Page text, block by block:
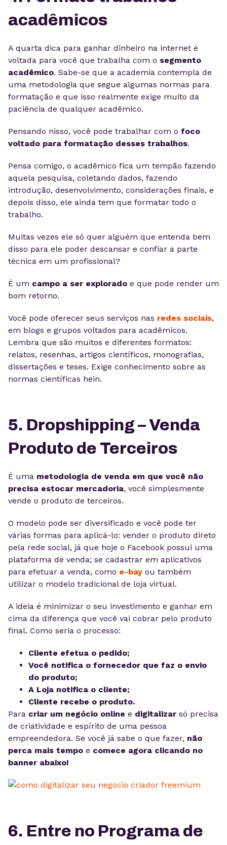
acadêmicos
A quarta dica para ganhar dinheiro na internet é
voltada para você que trabalha com o segmento
acadêmico. Sabe-se que a academia contempla de
uma metodologia que segue algumas normas para
formatação e que isso realmente exige muito da
paciência de qualquer acadêmico.
Pensando nisso, você pode trabalhar com o foco
voltado para formatação desses trabalhos.
Pensa comigo, o acadêmico fica um tempão fazendo
aquela pesquisa, coletando dados, fazendo
introdução, desenvolvimento, considerações finais, e
depois disso, ele ainda tem que formatar todo o
trabalho.
Muitas vezes ele só quer alguém que entenda bem
disso para ele poder descansar e confiar a parte
técnica em um profissional?
É um campo a ser explorado e que pode render um
bom retorno.
Você pode oferecer seus serviços nas redes sociais,
em blogs e grupos voltados para acadêmicos.
Lembra que são muitos e diferentes formatos:
relatos, resenhas, artigos científicos, monografias,
dissertações e teses. Exige conhecimento sobre as
normas científicas hein.
5. Dropshipping – Venda
Produto de Terceiros
É uma metodologia de venda em que você não
precisa estocar mercadoria, você simplesmente
vende o produto de terceiros.
O modelo pode ser diversificado e você pode ter
várias formas para aplicá-lo: vender o produto direto
pela rede social, já que hoje o Facebook possui uma
plataforma de venda; se cadastrar em aplicativos
para efetuar a venda, como e-bay ou também
utilizar o modelo tradicional de loja virtual.
A ideia é minimizar o seu investimento e ganhar em
cima da diferença que você vai cobrar pelo produto
final. Como seria o processo:
Cliente efetua o pedido;
Você notifica o fornecedor que faz o envio
do produto;
A Loja notifica o cliente;
Cliente recebe o produto.
Para criar um negócio online e digitalizar só precisa
de criatividade e espírito de uma pessoa
empreendedora. Se você já sabe o que fazer, não
perca mais tempo e comece agora clicando no
banner abaixo!
6. Entre no Programa de